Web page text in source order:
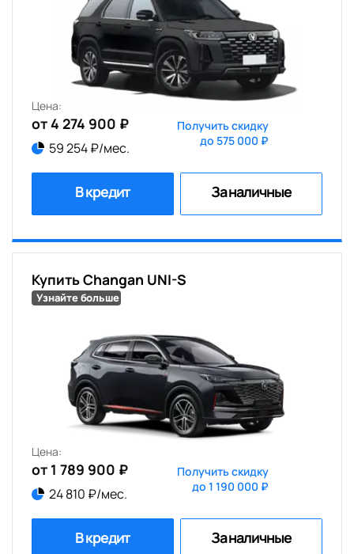
Цена:
от 4 274 900 ₽
59 254 ₽/мес.
Получить скидку
до 575 000 ₽
В кредит За наличные
Купить Changan UNI-S
Узнайте больше
Цена:
от 1 789 900 ₽
24 810 ₽/мес.
Получить скидку
до 1 190 000 ₽
В кредит За наличные